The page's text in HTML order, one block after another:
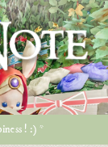
! :) *